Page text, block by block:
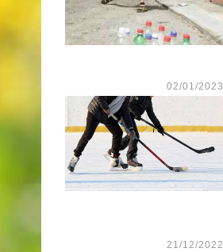
02/01/2023
21/12/2022